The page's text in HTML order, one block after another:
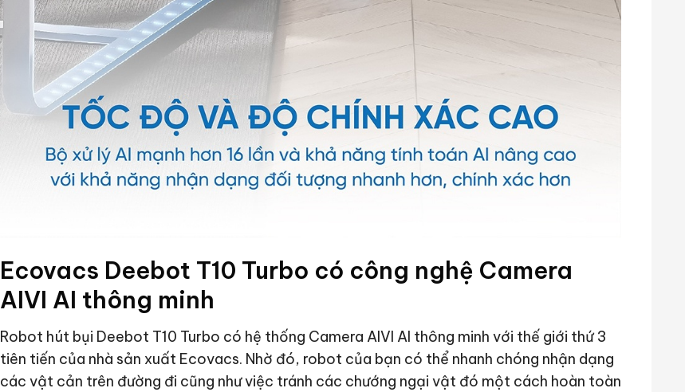
Ecovacs Deebot T10 Turbo có công nghệ Camera
AIVI AI thông minh
Robot hút bụi Deebot T10 Turbo có hệ thống Camera AIVI AI thông minh với thế giới thứ 3
tiên tiến của nhà sản xuất Ecovacs. Nhờ đó, robot của bạn có thể nhanh chóng nhận dạng
các vật cản trên đường đi cũng như việc tránh các chướng ngại vật đó một cách hoàn toàn